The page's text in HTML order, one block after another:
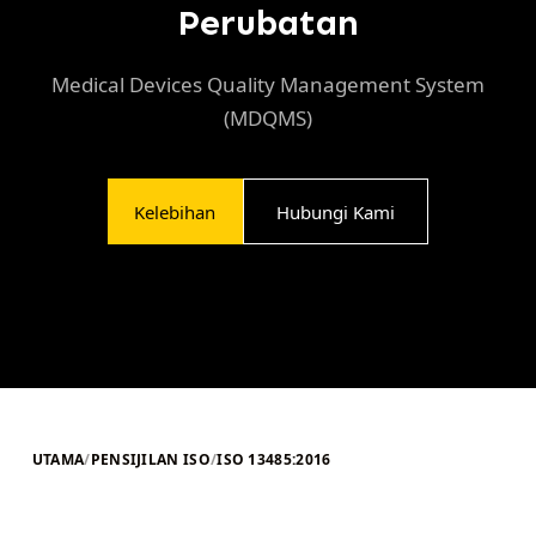
Perubatan
Medical Devices Quality Management System
(MDQMS)
Kelebihan Hubungi Kami
UTAMA/PENSIJILAN ISO/ISO 13485:2016